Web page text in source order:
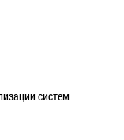
систем